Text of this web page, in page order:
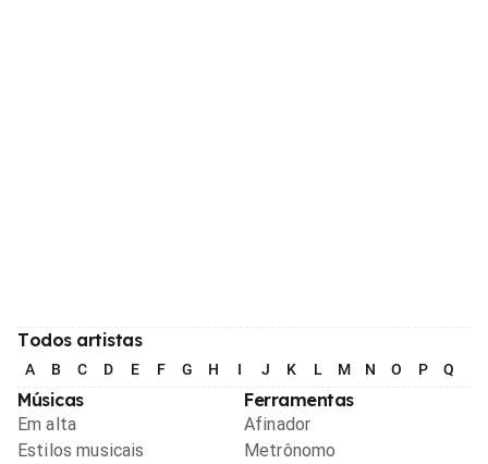
Todos artistas
A B C D E F G H I J K L M N O P Q
Músicas
Em alta
Estilos musicais
Ferramentas
Afinador
Metrônomo